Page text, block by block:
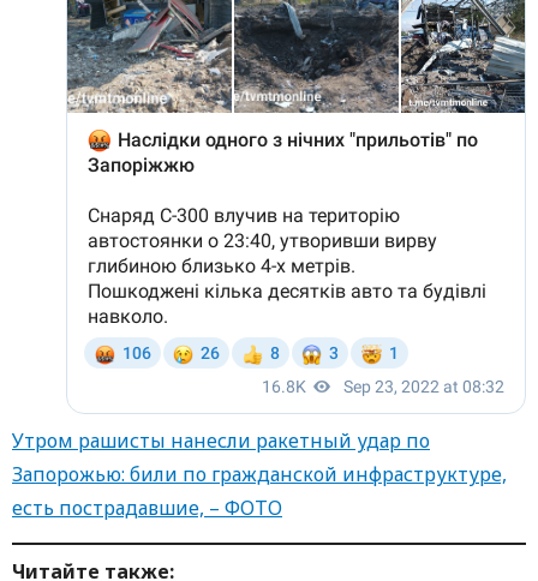
Утром рашисты нанесли ракетный удар по
Запорожью: били по гражданской инфраструктуре,
есть пострадавшие, – ФОТО
Читайте также: